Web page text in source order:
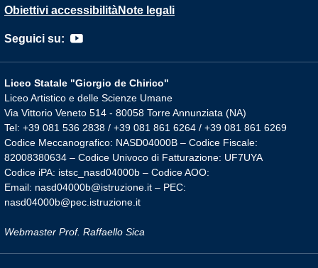
Obiettivi accessibilitàNote legali
Seguici su:
Liceo Statale "Giorgio de Chirico"
Liceo Artistico e delle Scienze Umane
Via Vittorio Veneto 514 - 80058 Torre Annunziata (NA)
Tel: +39 081 536 2838 / +39 081 861 6264 / +39 081 861 6269
Codice Meccanografico: NASD04000B – Codice Fiscale:
82008380634 – Codice Univoco di Fatturazione: UF7UYA
Codice iPA: istsc_nasd04000b – Codice AOO:
Email: nasd04000b@istruzione.it – PEC:
nasd04000b@pec.istruzione.it
Webmaster Prof. Raffaello Sica